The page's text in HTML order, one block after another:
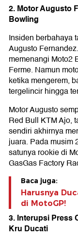
2. Motor Augusto
Bowling
Insiden berbahaya
Augusto
memenangi Moto2
Ferme. Namun
ketika mengerem,
tergelincir hingga
Motor Augusto
Red Bull KTM Ajo,
sendiri akhirnya
juara. Pada musim
satunya rookie di
GasGas Factory
Baca juga:
Harusnya
di MotoGP!
3. Interupsi Press
Kru Ducati